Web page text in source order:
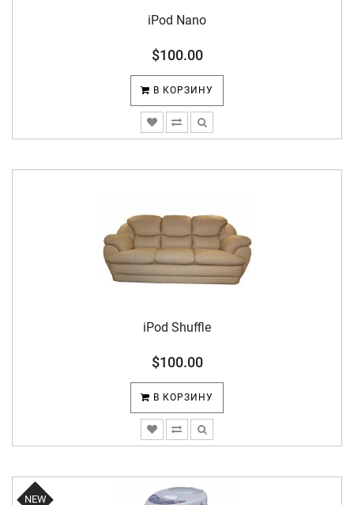
iPod Nano
$100.00
В КОРЗИНУ
iPod Shuffle
$100.00
В КОРЗИНУ
NEW